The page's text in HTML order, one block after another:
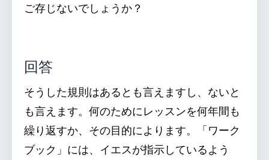
ご存じないでしょうか？
回答
そうした規則はあるとも言えますし、ないと
も言えます。何のためにレッスンを何年間も
繰り返すか、その目的によります。「ワーク
ブック」には、イエスが指示しているよう